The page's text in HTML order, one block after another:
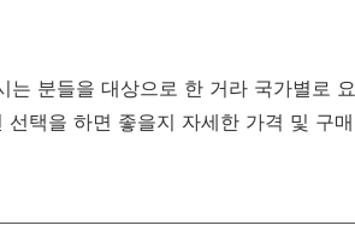
는 분들을 대상으로 한 거라 국가별로
선택을 하면 좋을지 자세한 가격 및 구매